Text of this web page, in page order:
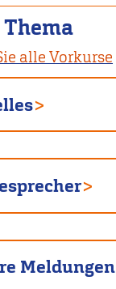
alle Vorkurse
Meldungen